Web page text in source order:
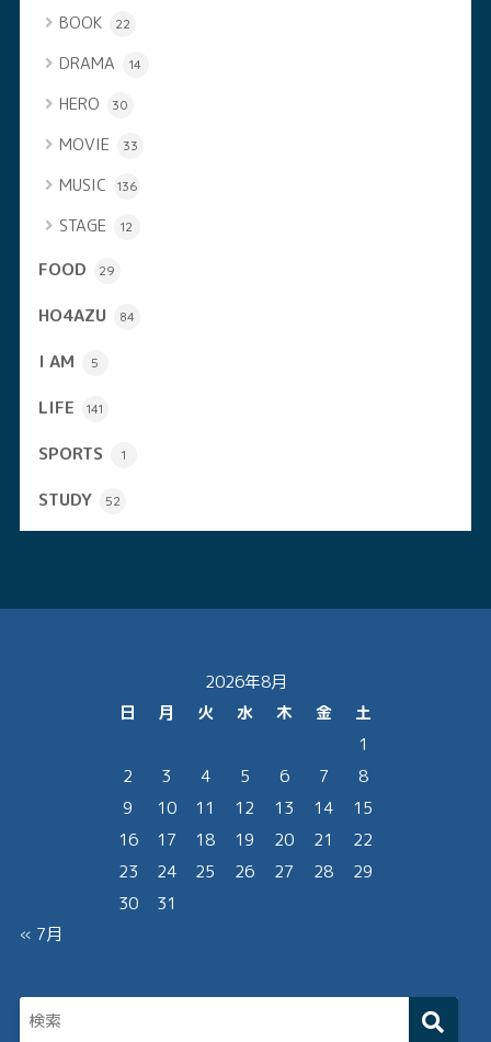
BOOK 22
DRAMA 14
HERO 30
MOVIE 33
MUSIC 136
STAGE 12
FOOD 29
HO4AZU 84
I AM 5
LIFE 141
SPORTS 1
STUDY 52
2026年8月
日
月 火 水 木 金
土
1
2
3 4 5 6 7
8
9
10 11 12 13 14
15
16
17 18 19 20 21
22
23
24 25 26 27 28
29
30
31
« 7月